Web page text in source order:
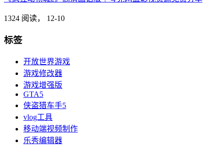
1324 阅读， 12-10
标签
开放世界游戏
游戏修改器
游戏增强版
GTA5
侠盗猎车手5
vlog工具
移动端视频制作
乐秀编辑器